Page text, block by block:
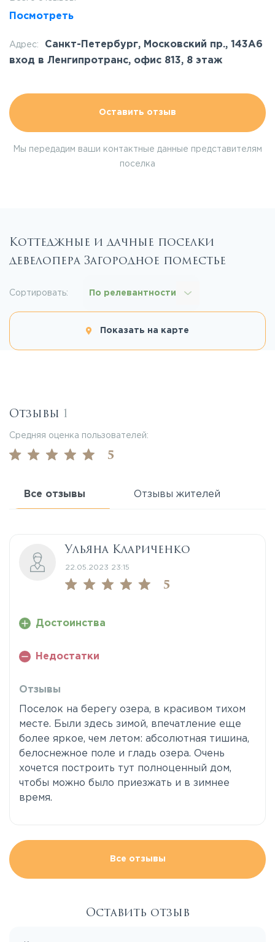
Посмотреть
Адрес:
Санкт-Петербург, Московский пр., 143А6
вход в Ленгипротранс, офис 813, 8 этаж
Оставить отзыв
Мы передадим ваши контактные данные представителям
поселка
Коттеджные и дачные поселки
девелопера Загородное поместье
Показать на карте
Сортировать: По релевантности
Отзывы 1
Средняя оценка пользователей:
5
Все отзывы Отзывы жителей
Ульяна Клариченко
22.05.2023 23:15
5
Достоинства
Недостатки
Отзывы
Поселок на берегу озера, в красивом тихом
месте. Были здесь зимой, впечатление еще
более яркое, чем летом: абсолютная тишина,
белоснежное поле и гладь озера. Очень
хочется построить тут полноценный дом,
чтобы можно было приезжать и в зимнее
время.
Все отзывы
Оставить отзыв